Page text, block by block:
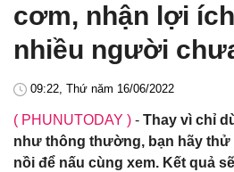
cơm, nhận lợi
nhiều người
09:22, Thứ năm 16/06/2022
( PHUNUTODAY ) - Thay vì chỉ
như thông thường, bạn hãy thử
nồi để nấu cùng xem. Kết quả